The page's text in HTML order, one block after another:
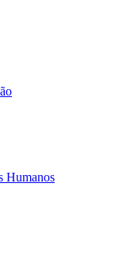
Humanos